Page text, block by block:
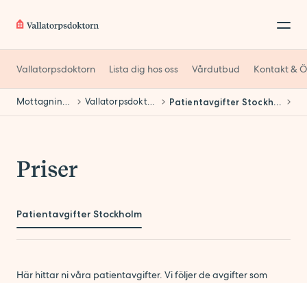
Vallatorpsdoktorn Lista dig hos oss Vårdutbud Kontakt &
Mottagningar Vallatorpsdoktorn Patientavgifter Stockholm
Priser
Patientavgifter Stockholm
Här hittar ni våra patientavgifter. Vi följer de avgifter som